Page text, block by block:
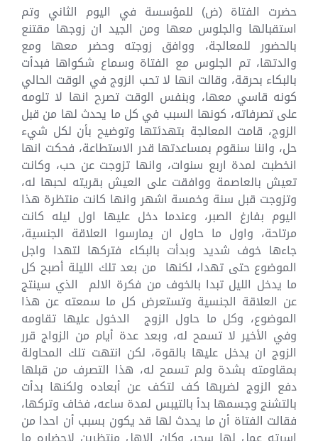
حضرت الفتاة (ض) للمؤسسة في اليوم الثاني وتم
استقبالها والجلوس معها ومن الجيد ان زوجها مقتنع
بالحضور للمعالجة، ووافق زوجته وحضر معها ومع
والدتها، تم الجلوس مع الفتاة وسماع شكواها فبدأت
بالبكاء بحرقة، وقالت انها لا تحب الزوج في الوقت الحالي
كونه قاسي معها، وبنفس الوقت تصرح انها لا تلومه
على تصرفاته، كونها السبب في كل ما يحدث لها من قبل
الزوج، قامت المعالجة بتهدئتها وتوضيح بأن لكل شيء
حل، واننا سنقوم بمساعدتها قدر الاستطاعة، فحكت انها
انخطبت لمدة اربع سنوات، وانها تزوجت عن حب، وكانت
تعيش بالعاصمة ووافقت على العيش بقريته لحبها له،
وتزوجت قبل سنة وخمسة اشهر وانها كانت منتظرة هذا
اليوم بفارغ الصبر، وعندما دخل عليها اول ليله كانت
مرتاحة، واول ما حاول ان يمارسوا العلاقة الجنسية،
جاءها خوف شديد وبدأت بالبكاء فتركها لتهدا واجل
الموضوع حتى تهدا، لكنها من بعد تلك الليلة أصبح كل
ما يدخل الليل تبدا بالخوف من فكرة الالم الذي سينتج
عن العلاقة الجنسية وتستعرض كل ما سمعته عن هذا
الموضوع، وكل ما حاول الزوج الدخول عليها تقاومه
وفي الأخير لا تسمح له، وبعد عدة أيام من الزواج قرر
الزوج ان يدخل عليها بالقوة، لكن انتهت تلك المحاولة
بمقاومته بشدة ولم تسمح له، هذا التصرف من قبلها
دفع الزوج لضربها كف لتكف عن أبعاده ولكنها بدأت
بالتشنج وجسمها بدأ بالتيبس لمدة ساعه، فخاف وتركها،
فقالت الفتاة أن ما يحدث لها قد يكون بسبب أن احدا من